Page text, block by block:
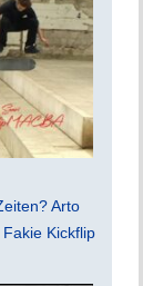
Arto
Kickflip